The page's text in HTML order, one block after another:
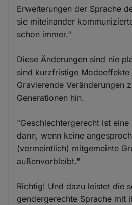
Erweiterungen der Sprache
sie miteinander
schon immer."
Diese Änderungen sind nie
sind kurzfristige Modeeffekte
Gravierende Veränderungen
Generationen hin.
"Geschlechtergerecht ist
dann, wenn keine
(vermeintlich) mitgemeinte
außenvorbleibt."
Richtig! Und dazu leistet die
gendergerechte Sprache mit